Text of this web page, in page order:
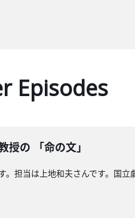
Episodes
の 「命の文」
担当は上地和夫さんです。国